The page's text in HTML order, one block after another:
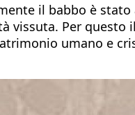
il babbo è
Per questo
umano e